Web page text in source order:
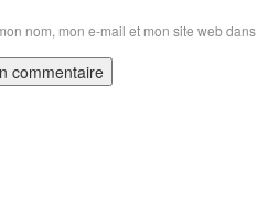
nom, mon e-mail et mon site web